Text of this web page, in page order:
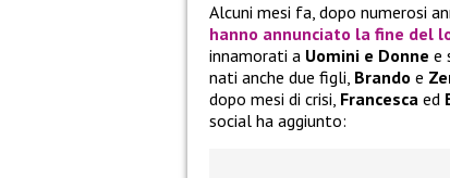
Alcuni mesi fa, dopo numerosi
hanno annunciato la fine del
innamorati a Uomini e Donne e
nati anche due figli, Brando e
dopo mesi di crisi, Francesca ed
social ha aggiunto: